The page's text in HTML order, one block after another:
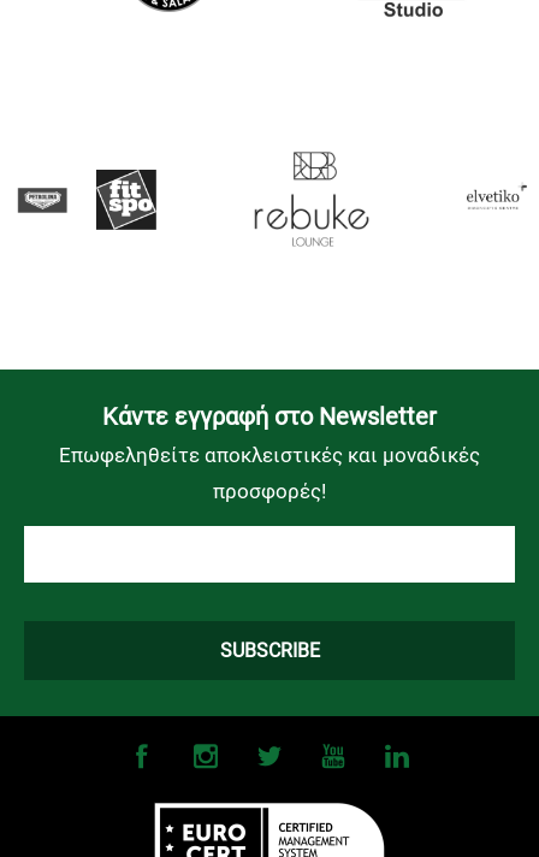
Kάντε εγγραφή στο Newsletter
Επωφεληθείτε αποκλειστικές και μοναδικές
προσφορές!